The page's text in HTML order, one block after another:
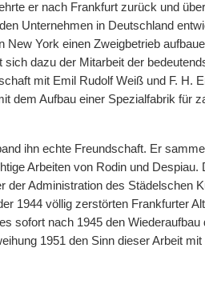
er nach Frankfurt zurück und
Unternehmen in Deutschland
York einen Zweigbetrieb
dazu der Mitarbeit der
mit Emil Rudolf Weiß und F. H.
dem Aufbau einer Spezialfabrik für
ihn echte Freundschaft. Er
Arbeiten von Rodin und Despiau.
der Administration des Städelschen
1944 völlig zerstörten Frankfurter
sofort nach 1945 den Wiederaufbau
1951 den Sinn dieser Arbeit mit